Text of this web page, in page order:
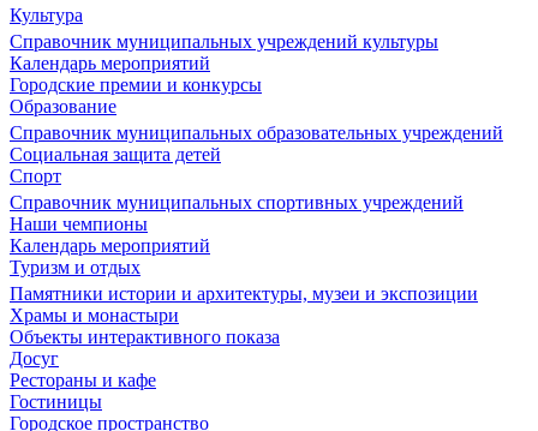
Культура
Справочник муниципальных учреждений культуры
Календарь мероприятий
Городские премии и конкурсы
Образование
Справочник муниципальных образовательных учреждений
Социальная защита детей
Спорт
Справочник муниципальных спортивных учреждений
Наши чемпионы
Календарь мероприятий
Туризм и отдых
Памятники истории и архитектуры, музеи и экспозиции
Храмы и монастыри
Объекты интерактивного показа
Досуг
Рестораны и кафе
Гостиницы
Городское пространство